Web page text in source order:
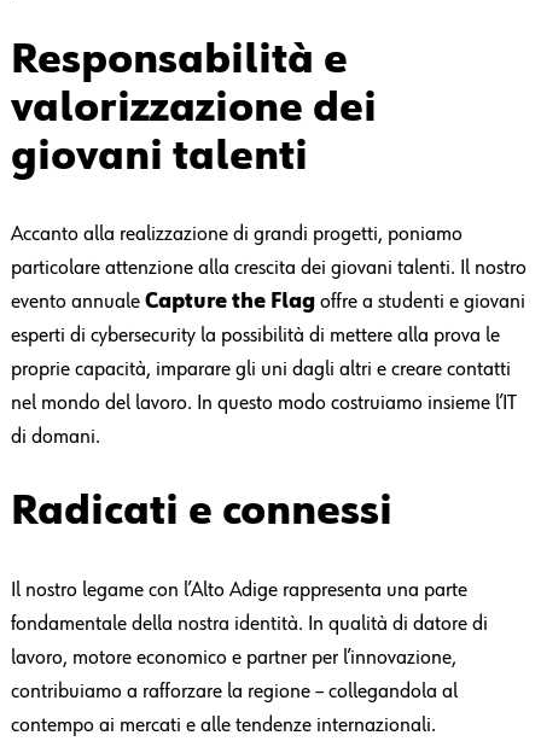
Responsabilità e
valorizzazione dei
giovani talenti
Accanto alla realizzazione di grandi progetti, poniamo
particolare attenzione alla crescita dei giovani talenti. Il nostro
evento annuale Capture the Flagoffre a studenti e giovani
esperti di cybersecurity la possibilità di mettere alla prova le
proprie capacità, imparare gli uni dagli altri e creare contatti
nel mondo del lavoro. In questo modo costruiamo insieme l’IT
di domani.
Radicati e connessi
Il nostro legame con l’Alto Adige rappresenta una parte
fondamentale della nostra identità. In qualità di datore di
lavoro, motore economico e partner per l’innovazione,
contribuiamo a rafforzare la regione – collegandola al
contempo ai mercati e alle tendenze internazionali.